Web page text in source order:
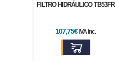
FILTRO HIDRÁULICO TB53FR
107,75€ IVA inc.